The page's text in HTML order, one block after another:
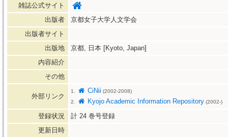
雑誌公式サイト
出版者
京都女子大学人文学会
出版者サイト
出版地
京都, 日本 [Kyoto, Japan]
内容紹介
その他
外部リンク
1. CiNii (2002-2008)
2.
Kyojo Academic Information Repository (2002-)
登録状況 計 24 巻号登録
更新日時